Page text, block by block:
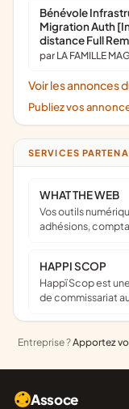
Bénévole
Migration Auth
distance Full
par LA FAMILLE
Voir les annonces
Publiez vos
SERVICES
WHAT THE WEB
Vos outils numériques au service de votre mission : site web,
adhésions,
HAPPI SCOP
Happï Scop est une coopérative d’expertise comptable &
de commissariat
Entreprise ?Apportez
Assoce